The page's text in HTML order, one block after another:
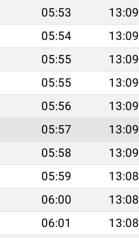
05:53 13:09
05:54 13:09
05:55 13:09
05:55 13:09
05:56 13:09
05:57 13:09
05:58 13:09
05:59 13:08
06:00 13:08
06:01 13:08